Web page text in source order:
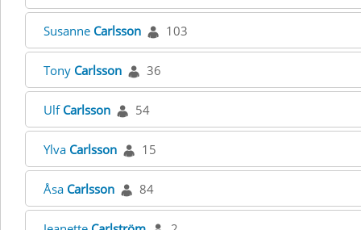
Susanne Carlsson 103
Tony Carlsson 36
Ulf Carlsson 54
Ylva Carlsson 15
Åsa Carlsson 84